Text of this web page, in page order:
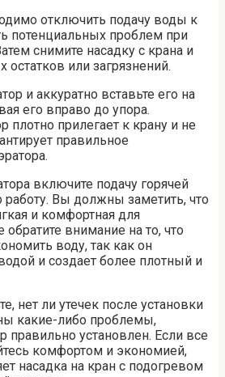
отключить подачу воды к
потенциальных проблем при
снимите насадку с крана и
остатков или загрязнений.
и аккуратно вставьте его на
его вправо до упора.
плотно прилегает к крану и не
правильное
включите подачу горячей
работу. Вы должны заметить, что
и комфортная для
внимание на то, что
воду, так как он
и создает более плотный и
нет ли утечек после установки
какие-либо проблемы,
правильно установлен. Если все
комфортом и экономией,
насадка на кран с подогревом